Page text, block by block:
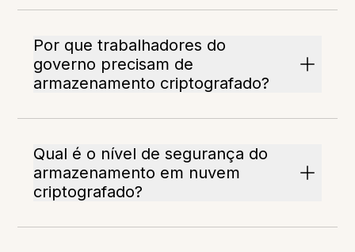
Por que trabalhadores do
governo precisam de
armazenamento criptografado?
Qual é o nível de segurança do
armazenamento em nuvem
criptografado?